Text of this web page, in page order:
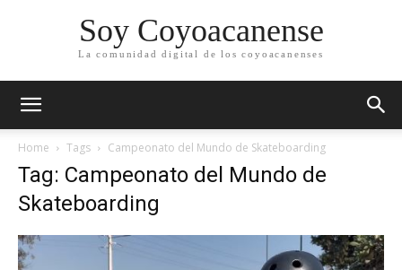
Soy Coyoacanense
La comunidad digital de los coyoacanenses
Home Tags Campeonato del Mundo de Skateboarding
Tag: Campeonato del Mundo de
Skateboarding